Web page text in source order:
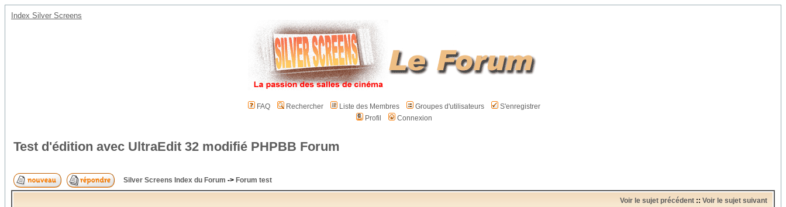
Index Silver Screens
FAQ Rechercher Liste des Membres Groupes d'utilisateurs
S'enregistrer
Profil
Connexion
Test d'édition avec UltraEdit 32 modifié PHPBB Forum
Silver Screens Index du Forum -> Forum test
Voir le sujet précédent :: Voir le sujet suivant